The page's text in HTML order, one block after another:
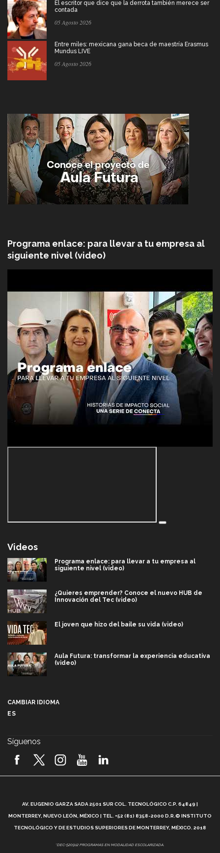
El escritor que dice que la derrota también merece ser
contada
05 Agosto 2026
Entre miles: mexicana gana beca de maestría Erasmus
Mundus LIVE
05 Agosto 2026
Programa enlace: para llevar a tu empresa al
siguiente nivel (video)
Videos
Programa enlace: para llevar a tu empresa al
siguiente nivel (video)
¿Quieres emprender? Conoce el nuevo HUB de
Innovación del Tec (video)
El joven que hizo del baile su vida (video)
Aula Futura: transformar la experiencia educativa
(video)
2026! (video)
¿Cómo es el Modelo Educativo Tec? (video)
Vida Tec: Feminismo e Inteligencia Artificial, Paola
CAMBIAR IDIOMA
ES
Síguenos
AV. EUGENIO GARZA SADA 2501 SUR COL. TECNOLÓGICO C.P. 64849 |
MONTERREY, NUEVO LEÓN, MÉXICO | TEL. +52 (81) 8358-2000 D.R.© INSTITUTO
TECNOLÓGICO Y DE ESTUDIOS SUPERIORES DE MONTERREY, MÉXICO. 2018
*DEC-520912 PROGRAMAS EN MODALIDAD ESCOLARIZADA.